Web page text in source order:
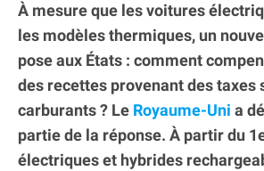
À mesure que les voitures
les modèles thermiques, un
pose aux États : comment
des recettes provenant des taxes
carburants ? Le Royaume-Uni a
partie de la réponse. À partir du
électriques et hybrides